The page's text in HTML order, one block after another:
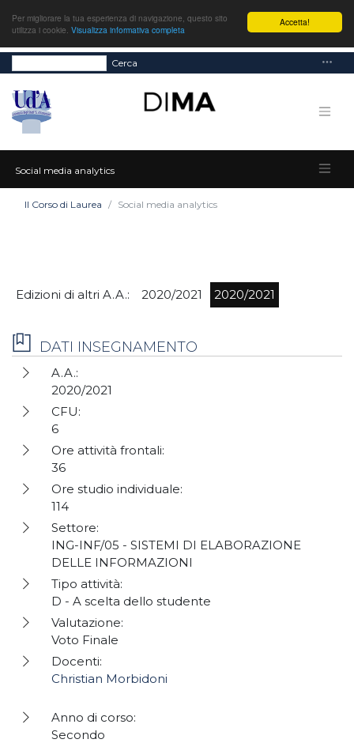
Accetta!
Per migliorare la tua esperienza di navigazione, questo sito
utilizza i cookie. Visualizza informativa completa
Cerca
Social media analytics
Il Corso di Laurea Social media analytics
Edizioni di altri A.A.: 2020/2021 2020/2021
DATI INSEGNAMENTO
A.A.:
2020/2021
CFU:
6
Ore attività frontali:
36
Ore studio individuale:
114
Settore:
ING-INF/05 - SISTEMI DI ELABORAZIONE
DELLE INFORMAZIONI
Tipo attività:
D - A scelta dello studente
Valutazione:
Voto Finale
Docenti:
Christian Morbidoni
Anno di corso:
Secondo